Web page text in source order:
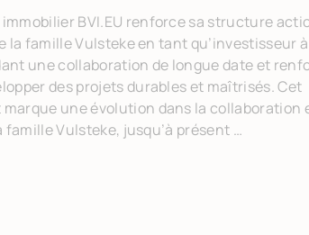
immobilier BVI.EU renforce sa structure
la famille Vulsteke en tant qu’investisseur
une collaboration de longue date et
des projets durables et maîtrisés. Cet
une évolution dans la collaboration
famille Vulsteke, jusqu’à présent …